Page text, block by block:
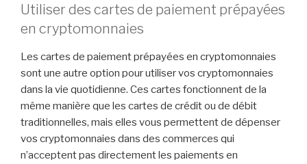
Utiliser des cartes de paiement prépayées
en cryptomonnaies
Les cartes de paiement prépayées en cryptomonnaies
sont une autre option pour utiliser vos cryptomonnaies
dans la vie quotidienne. Ces cartes fonctionnent de la
même manière que les cartes de crédit ou de débit
traditionnelles, mais elles vous permettent de dépenser
vos cryptomonnaies dans des commerces qui
n’acceptent pas directement les paiements en